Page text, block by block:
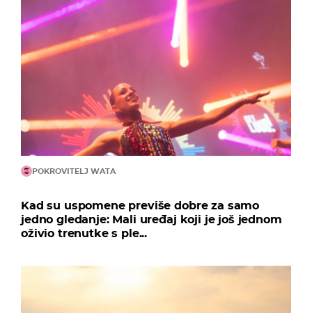
POKROVITELJ WATA
Kad su uspomene previše dobre za samo
jedno gledanje: Mali uređaj koji je još jednom
oživio trenutke s ple...